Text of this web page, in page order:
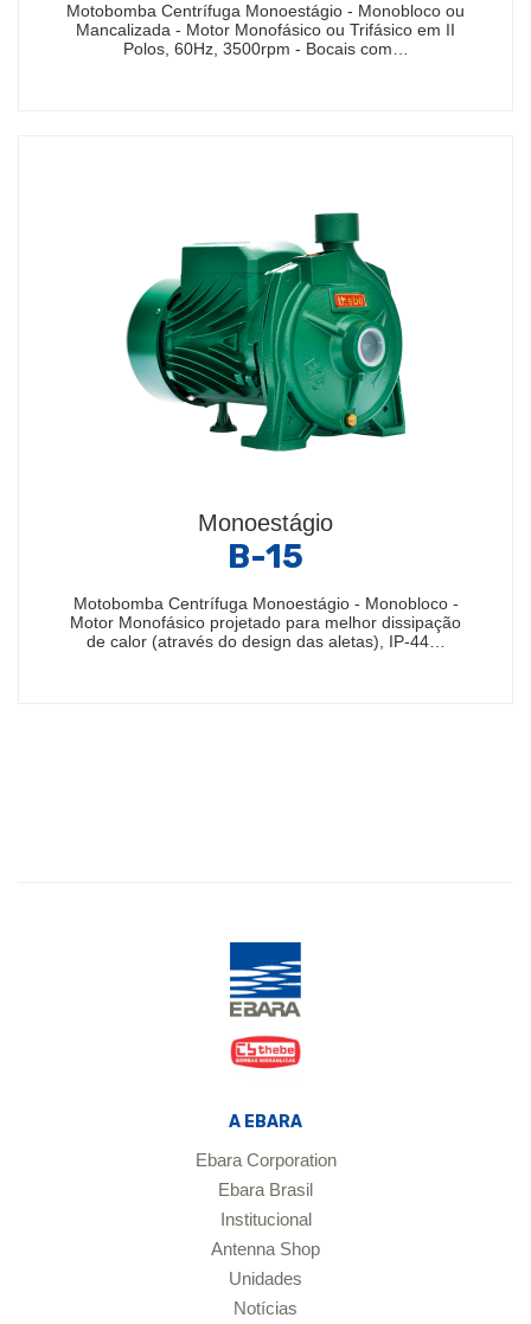
Motobomba Centrífuga Monoestágio - Monobloco ou
Mancalizada - Motor Monofásico ou Trifásico em II
Polos, 60Hz, 3500rpm - Bocais com…
Monoestágio
B-15
Motobomba Centrífuga Monoestágio - Monobloco -
Motor Monofásico projetado para melhor dissipação
de calor (através do design das aletas), IP-44…
A EBARA
Ebara Corporation
Ebara Brasil
Institucional
Antenna Shop
Unidades
Notícias